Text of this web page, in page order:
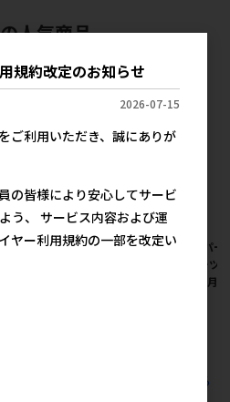
人気商品
[スーパーキャット]NEW消臭
[スーパー
トシーツ
入 【8月
スーパーキャットの人気商品を見る
規約改定のお知らせ
2026-07-15
ご利用いただき、誠にありが
の皆様により安心してサービ
う、 サービス内容および運
ヤー利用規約の一部を改定い